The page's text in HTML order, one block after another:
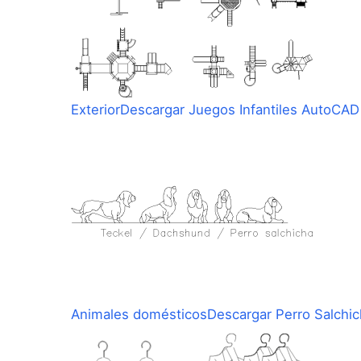
ExteriorDescargar Juegos Infantiles
Animales domésticosDescargar Perro